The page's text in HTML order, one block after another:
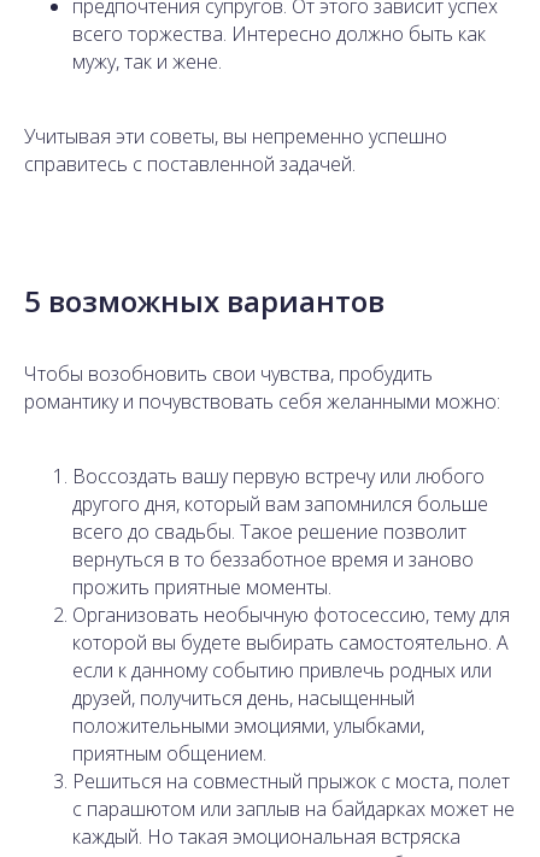
предпочтения супругов. От этого зависит успех
всего торжества. Интересно должно быть как
мужу, так и жене.
Учитывая эти советы, вы непременно успешно
справитесь с поставленной задачей.
5 возможных вариантов
Чтобы возобновить свои чувства, пробудить
романтику и почувствовать себя желанными можно:
Воссоздать вашу первую встречу или любого
другого дня, который вам запомнился больше
всего до свадьбы. Такое решение позволит
вернуться в то беззаботное время и заново
прожить приятные моменты.
Организовать необычную фотосессию, тему для
которой вы будете выбирать самостоятельно. А
если к данному событию привлечь родных или
друзей, получиться день, насыщенный
положительными эмоциями, улыбками,
приятным общением.
Решиться на совместный прыжок с моста, полет
с парашютом или заплыв на байдарках может не
каждый. Но такая эмоциональная встряска